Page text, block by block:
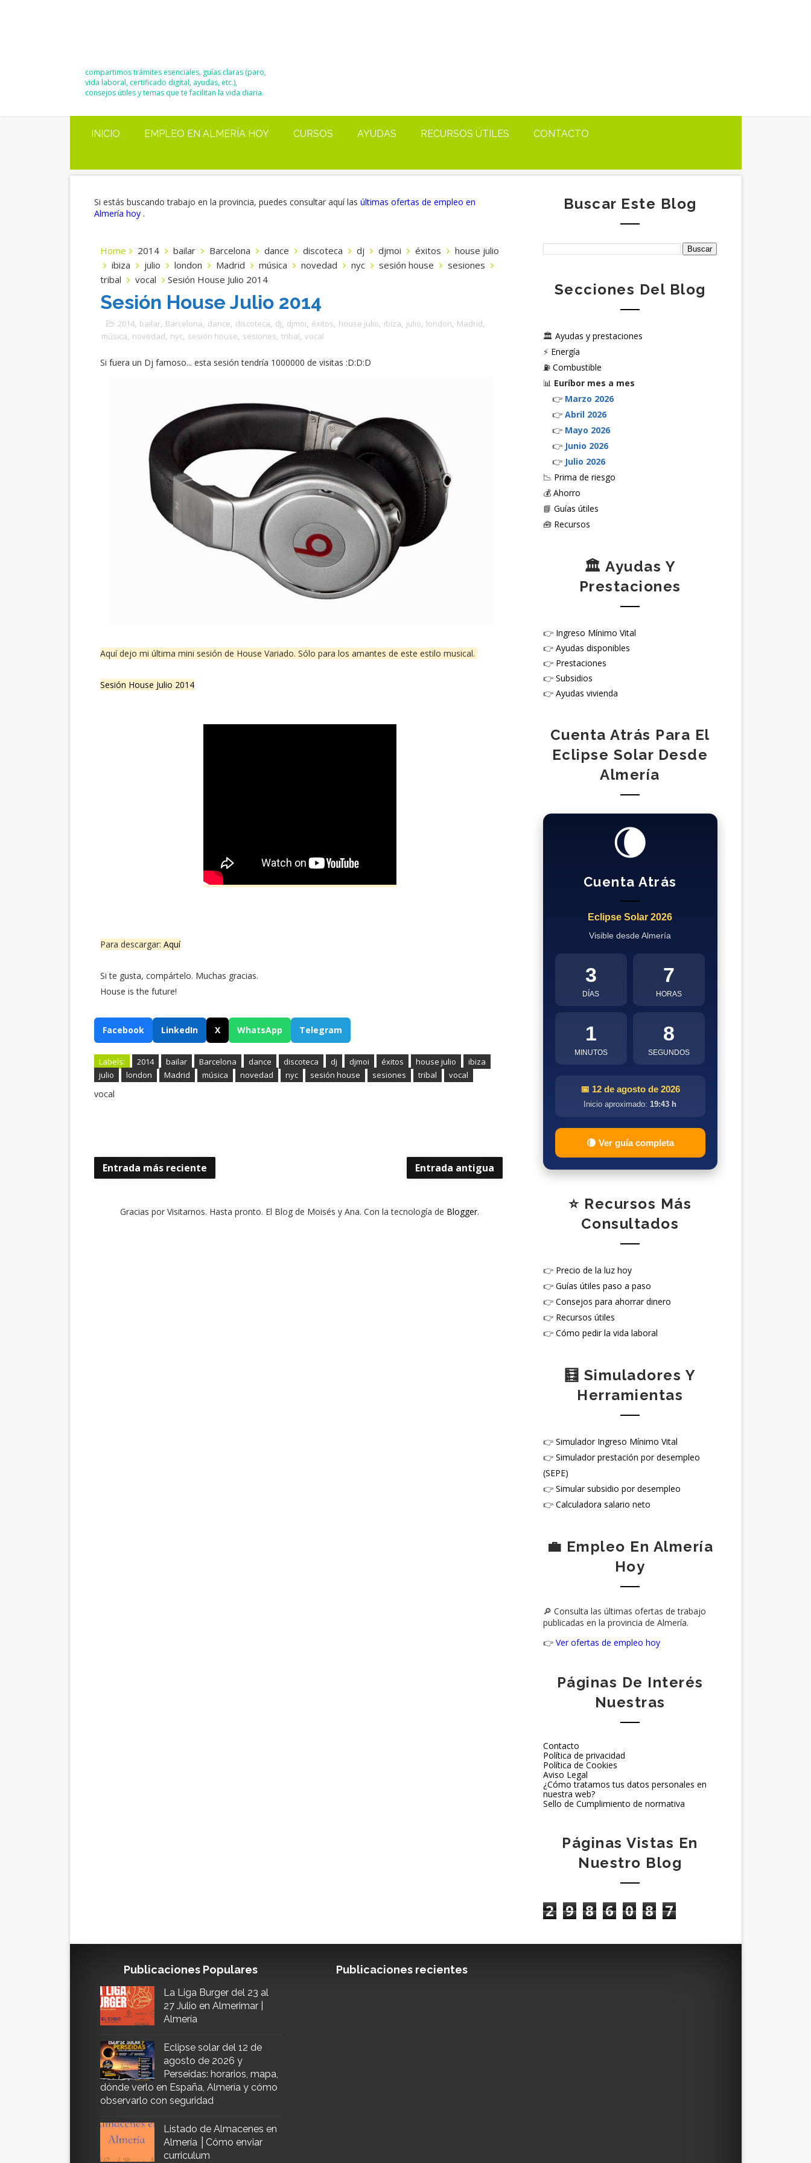
compartimos trámites esenciales, guías claras (paro,
vida laboral, certificado digital, ayudas, etc.),
consejos útiles y temas que te facilitan la vida diaria.
INICIO EMPLEO EN ALMERÍA HOY CURSOS AYUDAS RECURSOS ÚTILES CONTACTO
Si estás buscando trabajo en la provincia, puedes consultar aquí las últimas ofertas de empleo en
Almería hoy .
Home 2014 bailar Barcelona dance discoteca dj djmoi éxitos
house julio
ibiza
julio london Madrid música novedad nyc sesión house
sesiones
tribal
vocal Sesión House Julio 2014
Sesión House Julio 2014
2014, bailar, Barcelona, dance, discoteca, dj, djmoi, éxitos, house julio, ibiza, julio, london, Madrid,
música, novedad, nyc, sesión house, sesiones, tribal, vocal
Si fuera un Dj famoso... esta sesión tendría 1000000 de visitas :D:D:D
Aquí dejo mi última mini sesión de House Variado. Sólo para los amantes de este estilo musical.
Sesión House Julio 2014
Para descargar: Aquí
Si te gusta, compártelo. Muchas gracias.
House is the future!
Facebook LinkedIn X WhatsApp Telegram
Labels: 2014 bailar Barcelona dance discoteca dj djmoi éxitos house julio
ibiza
julio
london Madrid música novedad nyc sesión house sesiones tribal vocal
vocal
Entrada más reciente Entrada antigua
Gracias por Visitarnos. Hasta pronto. El Blog de Moisés y Ana. Con la tecnología de Blogger.
Buscar Este Blog
Secciones Del Blog
🏛️ Ayudas y prestaciones
⚡ Energía
⛽ Combustible
📊 Euríbor mes a mes
👉 Marzo 2026
👉 Abril 2026
👉 Mayo 2026
👉 Junio 2026
👉 Julio 2026
📉 Prima de riesgo
💰 Ahorro
📘 Guías útiles
🧰 Recursos
🏛️ Ayudas Y
Prestaciones
👉 Ingreso Mínimo Vital
👉 Ayudas disponibles
👉 Prestaciones
👉 Subsidios
👉 Ayudas vivienda
Cuenta Atrás Para El
Eclipse Solar Desde
Almería
🌘
Cuenta Atrás
Eclipse Solar 2026
Visible desde Almería
3
DÍAS
7
HORAS
1
MINUTOS
7
SEGUNDOS
📅 12 de agosto de 2026
Inicio aproximado:19:43 h
🌘 Ver guía completa
⭐ Recursos Más
Consultados
👉 Precio de la luz hoy
👉 Guías útiles paso a paso
👉 Consejos para ahorrar dinero
👉 Recursos útiles
👉 Cómo pedir la vida laboral
🧮 Simuladores Y
Herramientas
👉 Simulador Ingreso Mínimo Vital
👉 Simulador prestación por desempleo
(SEPE)
👉 Simular subsidio por desempleo
👉 Calculadora salario neto
💼 Empleo En Almería
Hoy
🔎 Consulta las últimas ofertas de trabajo
publicadas en la provincia de Almería.
👉 Ver ofertas de empleo hoy
Páginas De Interés
Nuestras
Contacto
Política de privacidad
Política de Cookies
Aviso Legal
¿Cómo tratamos tus datos personales en
nuestra web?
Sello de Cumplimiento de normativa
Páginas Vistas En
Nuestro Blog
2 9 8 6 0 8 7
Publicaciones Populares
La Liga Burger del 23 al
27 Julio en Almerimar |
Almería
Eclipse solar del 12 de
agosto de 2026 y
Perseidas: horarios, mapa,
dónde verlo en España, Almería y cómo
observarlo con seguridad
Listado de Almacenes en
Almería │Cómo enviar
curriculum
Publicaciones recientes